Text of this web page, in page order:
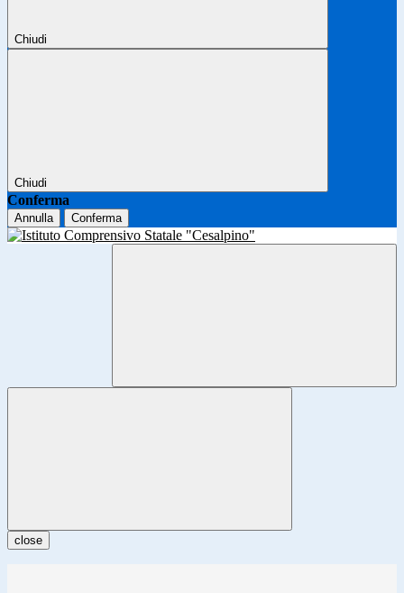
Chiudi
Chiudi
Conferma
Annulla Conferma
close